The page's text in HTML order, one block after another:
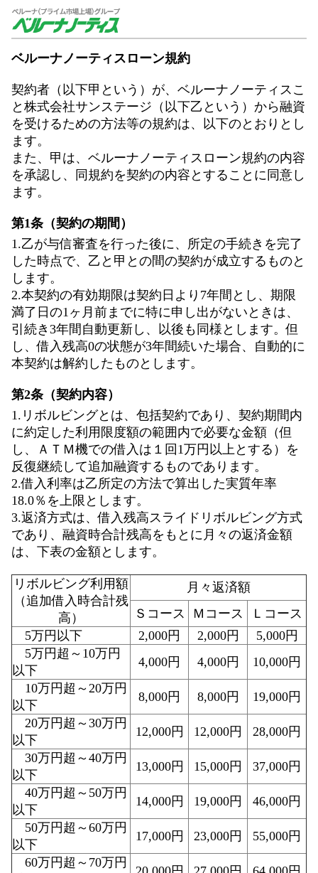
ベルーナノーティスローン規約
契約者（以下甲という）が、ベルーナノーティスこ
と株式会社サンステージ（以下乙という）から融資
を受けるための方法等の規約は、以下のとおりとし
ます。
また、甲は、ベルーナノーティスローン規約の内容
を承認し、同規約を契約の内容とすることに同意し
ます。
第1条（契約の期間）
1.乙が与信審査を行った後に、所定の手続きを完了
した時点で、乙と甲との間の契約が成立するものと
します。
2.本契約の有効期限は契約日より7年間とし、期限
満了日の1ヶ月前までに特に申し出がないときは、
引続き3年間自動更新し、以後も同様とします。但
し、借入残高0の状態が3年間続いた場合、自動的に
本契約は解約したものとします。
第2条（契約内容）
1.リボルビングとは、包括契約であり、契約期間内
に約定した利用限度額の範囲内で必要な金額（但
し、ＡＴＭ機での借入は１回1万円以上とする）を
反復継続して追加融資するものであります。
2.借入利率は乙所定の方法で算出した実質年率
18.0％を上限とします。
3.返済方式は、借入残高スライドリボルビング方式
であり、融資時合計残高をもとに月々の返済金額
は、下表の金額とします。
リボルビング利用額
（追加借入時合計残
高）
月々返済額
Ｓコース
Ｍコース
Ｌコース
5万円以下
2,000円 2,000円
5,000円
5万円超～10万円
以下
4,000円 4,000円
10,000円
10万円超～20万円
以下
8,000円 8,000円
19,000円
20万円超～30万円
以下
12,000円 12,000円
28,000円
30万円超～40万円
以下
13,000円 15,000円
37,000円
40万円超～50万円
以下
14,000円 19,000円
46,000円
50万円超～60万円
以下
17,000円 23,000円
55,000円
60万円超～70万円